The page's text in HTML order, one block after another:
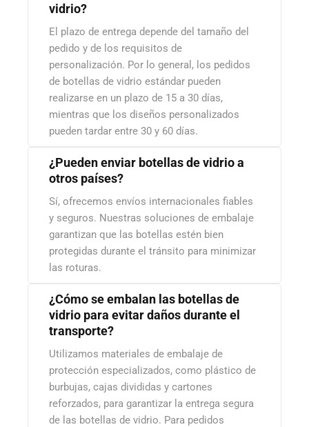
vidrio?
El plazo de entrega depende del tamaño del
pedido y de los requisitos de
personalización. Por lo general, los pedidos
de botellas de vidrio estándar pueden
realizarse en un plazo de 15 a 30 días,
mientras que los diseños personalizados
pueden tardar entre 30 y 60 días.
¿Pueden enviar botellas de vidrio a
otros países?
Sí, ofrecemos envíos internacionales fiables
y seguros. Nuestras soluciones de embalaje
garantizan que las botellas estén bien
protegidas durante el tránsito para minimizar
las roturas.
¿Cómo se embalan las botellas de
vidrio para evitar daños durante el
transporte?
Utilizamos materiales de embalaje de
protección especializados, como plástico de
burbujas, cajas divididas y cartones
reforzados, para garantizar la entrega segura
de las botellas de vidrio. Para pedidos